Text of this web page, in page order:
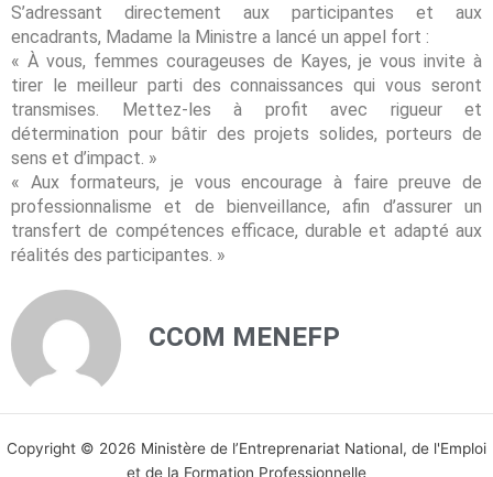
S’adressant directement aux participantes et aux
encadrants, Madame la Ministre a lancé un appel fort :
« À vous, femmes courageuses de Kayes, je vous invite à
tirer le meilleur parti des connaissances qui vous seront
transmises. Mettez-les à profit avec rigueur et
détermination pour bâtir des projets solides, porteurs de
sens et d’impact. »
« Aux formateurs, je vous encourage à faire preuve de
professionnalisme et de bienveillance, afin d’assurer un
transfert de compétences efficace, durable et adapté aux
réalités des participantes. »
CCOM MENEFP
Copyright © 2026 Ministère de l’Entreprenariat National, de l'Emploi
et de la Formation Professionnelle